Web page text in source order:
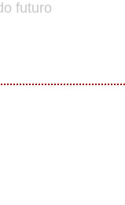
futuro